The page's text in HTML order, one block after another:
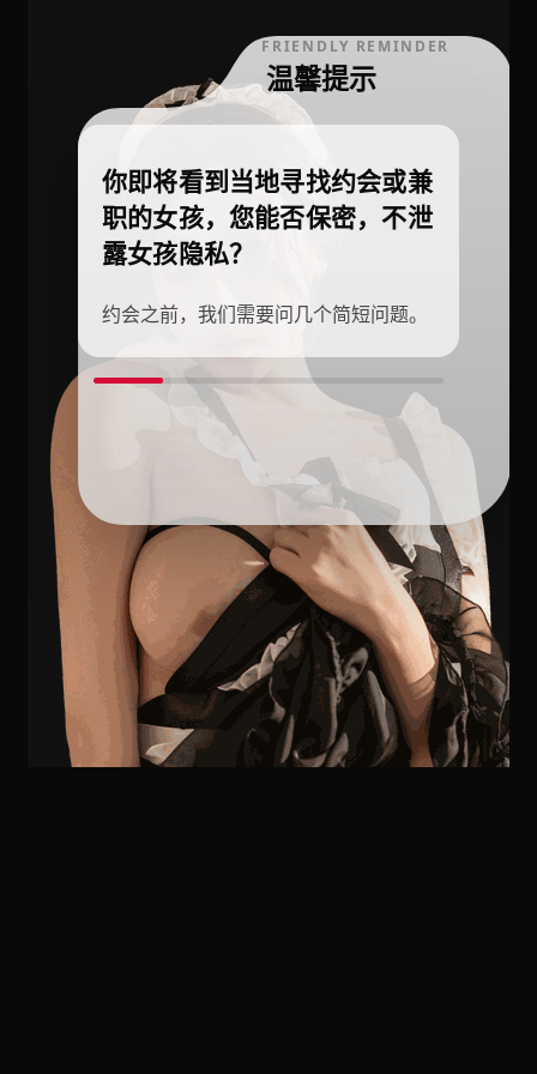
FRIENDLY REMINDER
温馨提示
你即将看到当地寻找约会或兼
职的女孩，您能否保密，不泄
露女孩隐私？
约会之前，我们需要问几个简短问题。